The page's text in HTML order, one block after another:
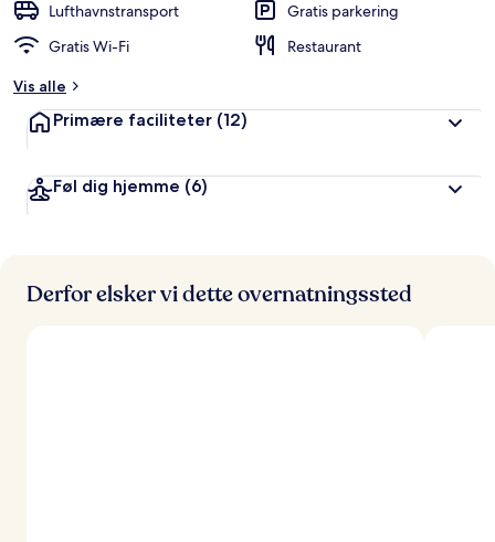
Lufthavnstransport
Gratis parkering
Gratis Wi-Fi
Restaurant
Vis alle
Primære faciliteter (12)
Føl dig hjemme (6)
Derfor elsker vi dette overnatningssted